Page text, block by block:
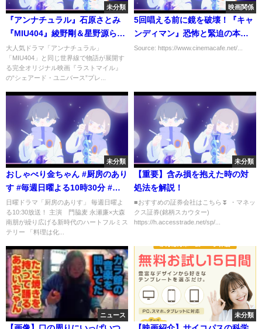
未分類
『アンナチュラル』石原さとみ
『MIU404』綾野剛＆星野源ら豪
華キャスト集結！ 映画『ラス
トマイル』“シェアード・ユニバ
ース”プレミアイベント
大人気ドラマ「アンナチュラル」
「MIU404」と同じ世界線で物語が展開す
る完全オリジナル映画『ラストマイル』
の“シェアード・ユニバース”プレ...
映画関係
5回唱える前に鏡を破壊！『キャ
ンディマン』恐怖と緊迫の本編
映像
Source: https://www.cinemacafe.net/...
未分類
おしゃべり金ちゃん #厨房のあり
す #毎週日曜よる10時30分 #門
脇麦 #大森南朋 #大東駿介 #日テ
レ #shorts
日曜ドラマ「厨房のありす」 毎週日曜よ
る10:30放送！ 主演 門脇麦 永瀬廉×大森
南朋が繰り広げる新時代のハートフルミス
テリー 「料理は化...
未分類
【重要】含み損を抱えた時の対
処法を解説！
■おすすめの証券会社はこちら⏬ ・マネッ
クス証券(銘柄スカウター)
https://h.accesstrade.net/sp/...
ニュース 未分類